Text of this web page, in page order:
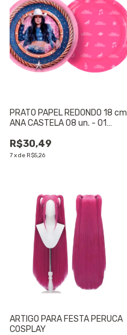
PRATO PAPEL REDONDO 18 cm
ANA CASTELA 08 un. - 01
R$30,49
7xde R$5,26
ARTIGO PARA FESTA PERUCA
COSPLAY